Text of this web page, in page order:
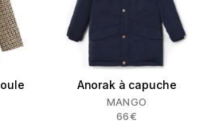
Anorak à capuche
MANGO
66€